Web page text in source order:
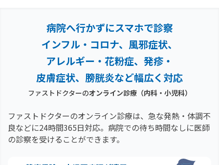
病院へ行かずにスマホで診察
インフル・コロナ、風邪症状、
アレルギー・花粉症、 発疹・
皮膚症状、膀胱炎など幅広く対応
ファストドクターのオンライン診療（内科・小児科）
ファストドクターのオンライン診療は、急な発熱・体調不
良などに24時間365日対応。 病院での待ち時間なしに医師
の診察を受けることができます。